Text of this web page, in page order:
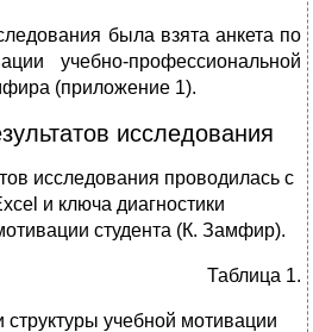
была взята анкета по
учебно-профессиональной
(приложение 1).
исследования
исследования проводилась с
и ключа диагностики
студента (К. Замфир).
Таблица 1.
структуры учебной мотивации